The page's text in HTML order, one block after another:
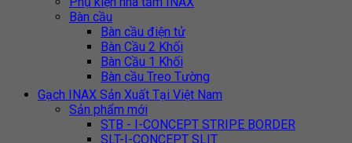
Bàn cầu
Bàn cầu điện tử
Bàn Cầu 2 Khối
Bàn Cầu 1 Khối
Bàn cầu Treo Tường
Gạch INAX Sản Xuất Tại Việt Nam
Sản phẩm mới
STB - I-CONCEPT STRIPE BORDER
SLT-I-CONCEPT SLIT